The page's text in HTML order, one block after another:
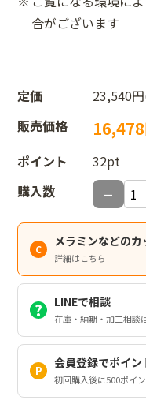
合がございます
定価
23,540
販売価格
ポイント
32pt
購入数
メラミンなどのカ
詳細はこちら
LINEで相談
在庫・納期・加工相談
会員登録でポイ
初回購入後に500ポイ